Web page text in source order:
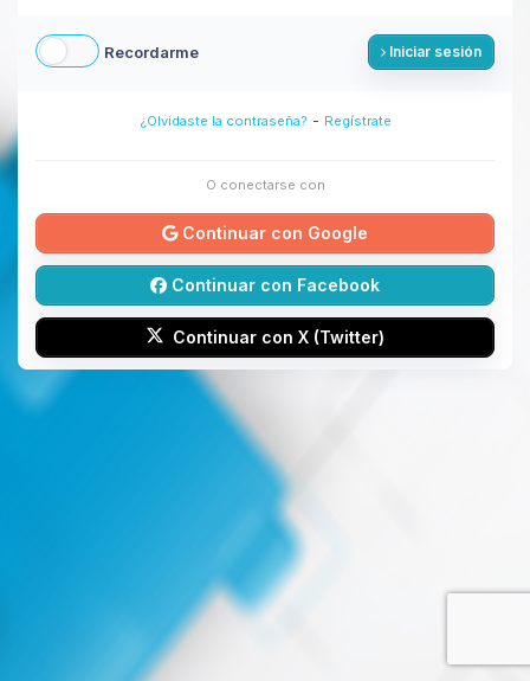
Recordarme Iniciar sesión
¿Olvidaste la contraseña? - Regístrate
O conectarse con
Continuar con Google
Continuar con Facebook
Continuar con X (Twitter)